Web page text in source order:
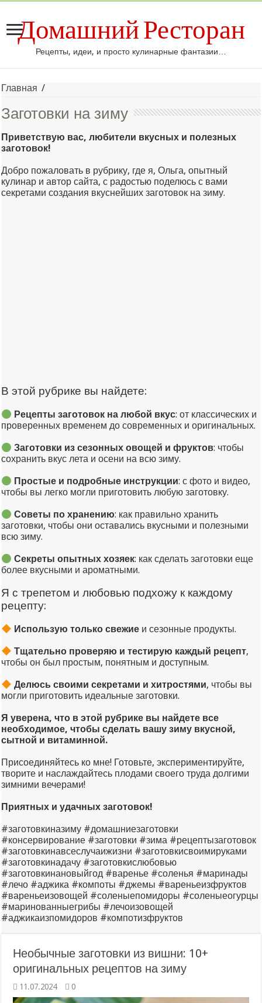
Домашний Ресторан
Рецепты, идеи, и просто кулинарные фантазии…
Главная /
Заготовки на зиму
Приветствую вас, любители вкусных и полезных
заготовок!
Добро пожаловать в рубрику, где я, Ольга, опытный
кулинар и автор сайта, с радостью поделюсь с вами
секретами создания вкуснейших заготовок на зиму.
В этой рубрике вы найдете:
Рецепты заготовок на любой вкус: от классических и
проверенных временем до современных и оригинальных.
Заготовки из сезонных овощей и фруктов: чтобы
сохранить вкус лета и осени на всю зиму.
Простые и подробные инструкции: с фото и видео,
чтобы вы легко могли приготовить любую заготовку.
Советы по хранению: как правильно хранить
заготовки, чтобы они оставались вкусными и полезными
всю зиму.
Секреты опытных хозяек: как сделать заготовки еще
более вкусными и ароматными.
Я с трепетом и любовью подхожу к каждому
рецепту:
Использую только свежие и сезонные продукты.
Тщательно проверяю и тестирую каждый рецепт,
чтобы он был простым, понятным и доступным.
Делюсь своими секретами и хитростями, чтобы вы
могли приготовить идеальные заготовки.
Я уверена, что в этой рубрике вы найдете все
необходимое, чтобы сделать вашу зиму вкусной,
сытной и витаминной.
Присоединяйтесь ко мне! Готовьте, экспериментируйте,
творите и наслаждайтесь плодами своего труда долгими
зимними вечерами!
Приятных и удачных заготовок!
#заготовкиназиму #домашниезаготовки
#консервирование #заготовки #зима #рецептызаготовок
#заготовкинавсеслучаижизни #заготовкисвоимируками
#заготовкинадачу #заготовкислюбовью
#заготовкинановыйгод #варенье #соленья #маринады
#лечо #аджика #компоты #джемы #вареньеизфруктов
#вареньеизовощей #соленыепомидоры #соленыеогурцы
#маринованныегрибы #лечоизовощей
#аджикаизпомидоров #компотизфруктов
Необычные заготовки из вишни: 10+
оригинальных рецептов на зиму
11.07.2024 0